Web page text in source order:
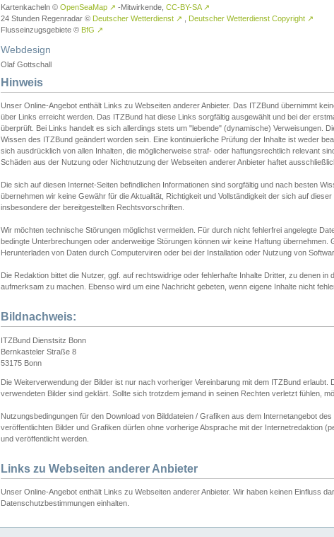
Kartenkacheln © OpenSeaMap ↗ -Mitwirkende, CC-BY-SA ↗
24 Stunden Regenradar © Deutscher Wetterdienst ↗ Deutscher Wetterdienst Copyright ↗
Flusseinzugsgebiete © BfG ↗
Webdesign
Olaf Gottschall
Hinweis
Unser Online-Angebot enthält Links zu Webseiten anderer Anbieter. Das ITZBund übernimmt
über Links erreicht werden. Das ITZBund hat diese Links sorgfältig ausgewählt und bei der
überprüft. Bei Links handelt es sich allerdings stets um "lebende" (dynamische) Verweisungen.
Wissen des ITZBund geändert worden sein. Eine kontinuierliche Prüfung der Inhalte ist weder
sich ausdrücklich von allen Inhalten, die möglicherweise straf- oder haftungsrechtlich relevant
Schäden aus der Nutzung oder Nichtnutzung der Webseiten anderer Anbieter haftet
Die sich auf diesen Internet-Seiten befindlichen Informationen sind sorgfältig und nach besten
übernehmen wir keine Gewähr für die Aktualität, Richtigkeit und Vollständigkeit der sich auf
insbesondere der bereitgestellten Rechtsvorschriften.
Wir möchten technische Störungen möglichst vermeiden. Für durch nicht fehlerfrei angelegte
bedingte Unterbrechungen oder anderweitige Störungen können wir keine Haftung übernehmen.
Herunterladen von Daten durch Computerviren oder bei der Installation oder Nutzung von
Die Redaktion bittet die Nutzer, ggf. auf rechtswidrige oder fehlerhafte Inhalte Dritter, zu denen
aufmerksam zu machen. Ebenso wird um eine Nachricht gebeten, wenn eigene Inhalte nicht
Bildnachweis:
ITZBund Dienstsitz Bonn
Bernkasteler Straße 8
53175 Bonn
Die Weiterverwendung der Bilder ist nur nach vorheriger Vereinbarung mit dem ITZBund erlaubt.
verwendeten Bilder sind geklärt. Sollte sich trotzdem jemand in seinen Rechten verletzt fühlen,
Nutzungsbedingungen für den Download von Bilddateien / Grafiken aus dem Internetangebot
veröffentlichten Bilder und Grafiken dürfen ohne vorherige Absprache mit der Internetredaktion
und veröffentlicht werden.
Links zu Webseiten anderer Anbieter
Unser Online-Angebot enthält Links zu Webseiten anderer Anbieter. Wir haben keinen Einfluss
Datenschutzbestimmungen einhalten.